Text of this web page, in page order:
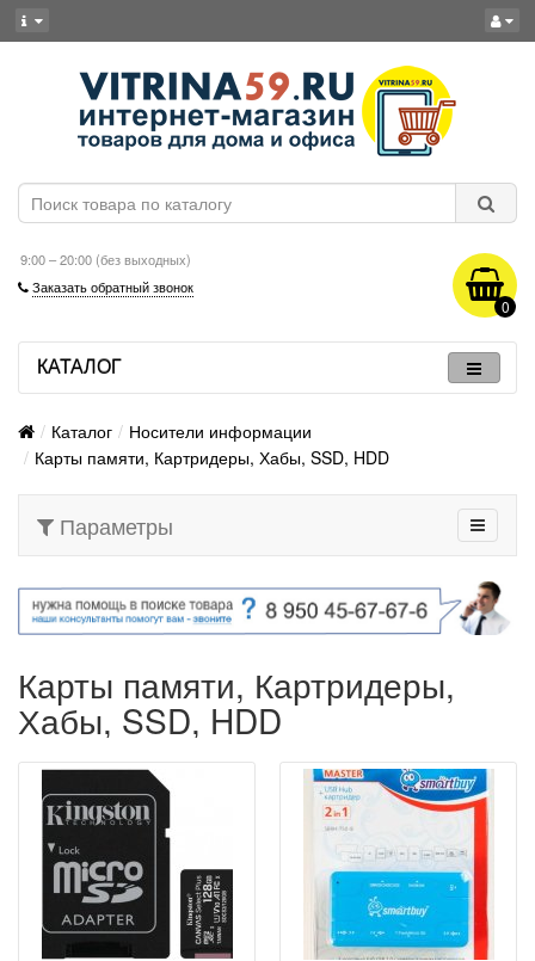
9:00 – 20:00 (без выходных)
Заказать обратный звонок
0
КАТАЛОГ
Каталог
Носители информации
Карты памяти, Картридеры, Хабы, SSD, HDD
Параметры
Карты памяти, Картридеры,
Хабы, SSD, HDD